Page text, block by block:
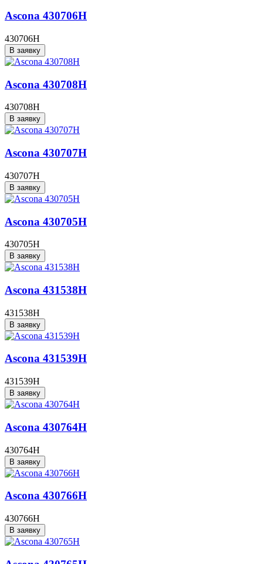
Ascona 430706H
430706H
В заявку
Ascona 430708H
430708H
В заявку
Ascona 430707H
430707H
В заявку
Ascona 430705H
430705H
В заявку
Ascona 431538H
431538H
В заявку
Ascona 431539H
431539H
В заявку
Ascona 430764H
430764H
В заявку
Ascona 430766H
430766H
В заявку